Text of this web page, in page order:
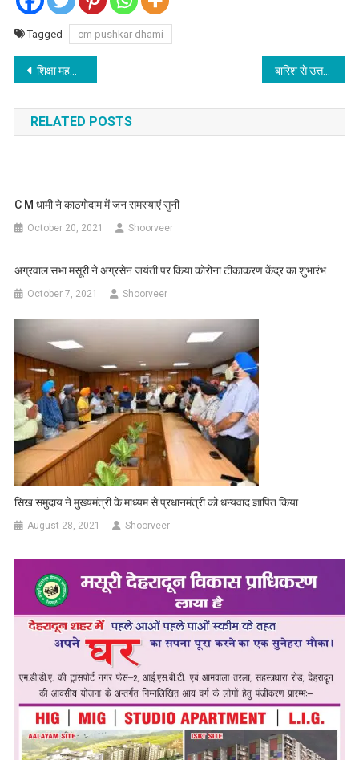
Tagged cm pushkar dhami
Post
navigation
शिक्षा महकमे में भारी फेरबदल, आर के कुंवर होेंगे निदेशक एससीईआरटी, जौनसारी और उनियाल लेंगे कुंवर की जगह बारिश से उत्तराखंड में आम जनजीवन बुरी तरह प्रभावित, बादल फटने से भारी तबाही
RELATED POSTS
C M धामी ने काठगोदाम में जन समस्याएं सुनी
October 20, 2021 Shoorveer
अग्रवाल सभा मसूरी ने अग्रसेन जयंती पर किया कोरोना टीकाकरण केंद्र का शुभारंभ
October 7, 2021 Shoorveer
सिख समुदाय ने मुख्यमंत्री के माध्यम से प्रधानमंत्री को धन्यवाद ज्ञापित किया
August 28, 2021 Shoorveer